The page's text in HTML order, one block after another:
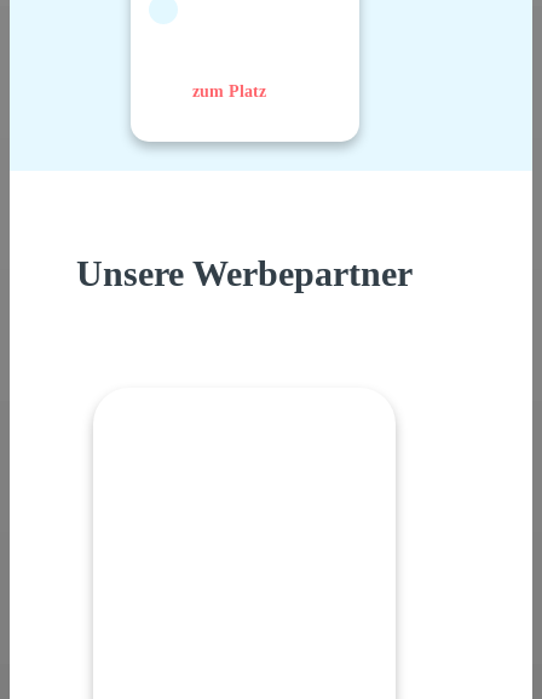
zum Platz
Unsere Werbepartner